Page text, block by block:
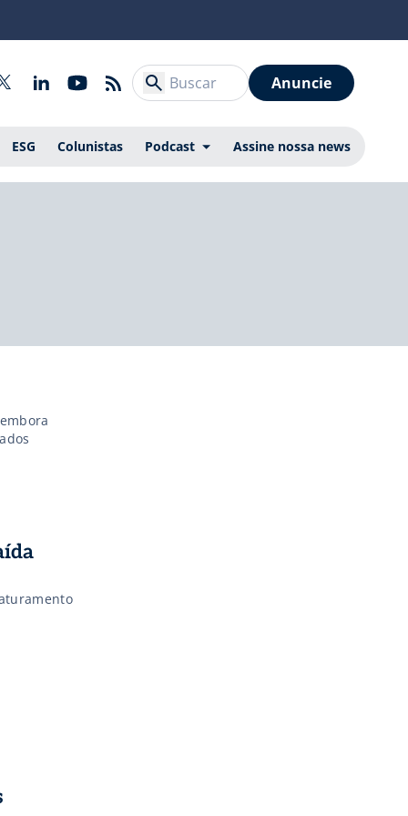
Anuncie
ESG Colunistas Podcast Assine nossa news